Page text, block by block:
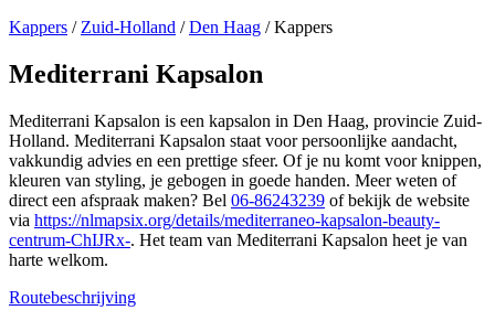
Kappers / Zuid-Holland /Den Haag /Kappers
Mediterrani Kapsalon
Mediterrani Kapsalon is een kapsalon in Den Haag, provincie Zuid-
Holland. Mediterrani Kapsalon staat voor persoonlijke aandacht,
vakkundig advies en een prettige sfeer. Of je nu komt voor knippen,
kleuren van styling, je gebogen in goede handen. Meer weten of
direct een afspraak maken? Bel 06-86243239 of bekijk de website
via https://nlmapsix.org/details/mediterraneo-kapsalon-beauty-
centrum-ChIJRx-. Het team van Mediterrani Kapsalon heet je van
harte welkom.
Routebeschrijving